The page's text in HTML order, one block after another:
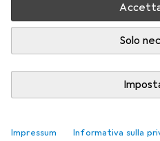
Solo
Impressum Informativa sulla
Consegna tra lun, 17/8 e
Più di 10 pezzi in stock